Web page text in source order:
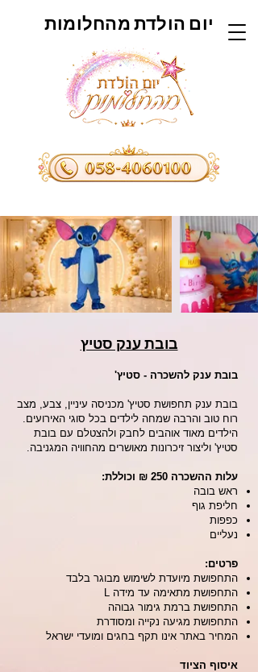
יום הולדת מהחלומות
בובת ענק סטיץ
בובת ענק להשכרה - סטיץ'
בובת ענק תחפושת סטיץ' מכניסה עיניין, צבע, מצב
רוח טוב והרבה שמחה לילדים בכל סוגי האירועים.
הילדים מאוד אוהבים לחבק ולהצטלם עם בובת
סטיץ' וליצור זיכרונות מאושרים מהחוויה המגניבה.
עלות ההשכרה 250 ₪ וכוללת:
ראש בובה
חליפת גוף
כפפות
נעליים
פרטים:
התחפושת מיועדת לשימוש מבוגר בלבד
התחפושת מתאימה עד מידה L
התחפושת ברמת גימור גבוהה
התחפושת מגיעה נקייה ומסודרת
המחיר באתר אינו תקף בחגים ומועדי ישראל
איסוף הציוד